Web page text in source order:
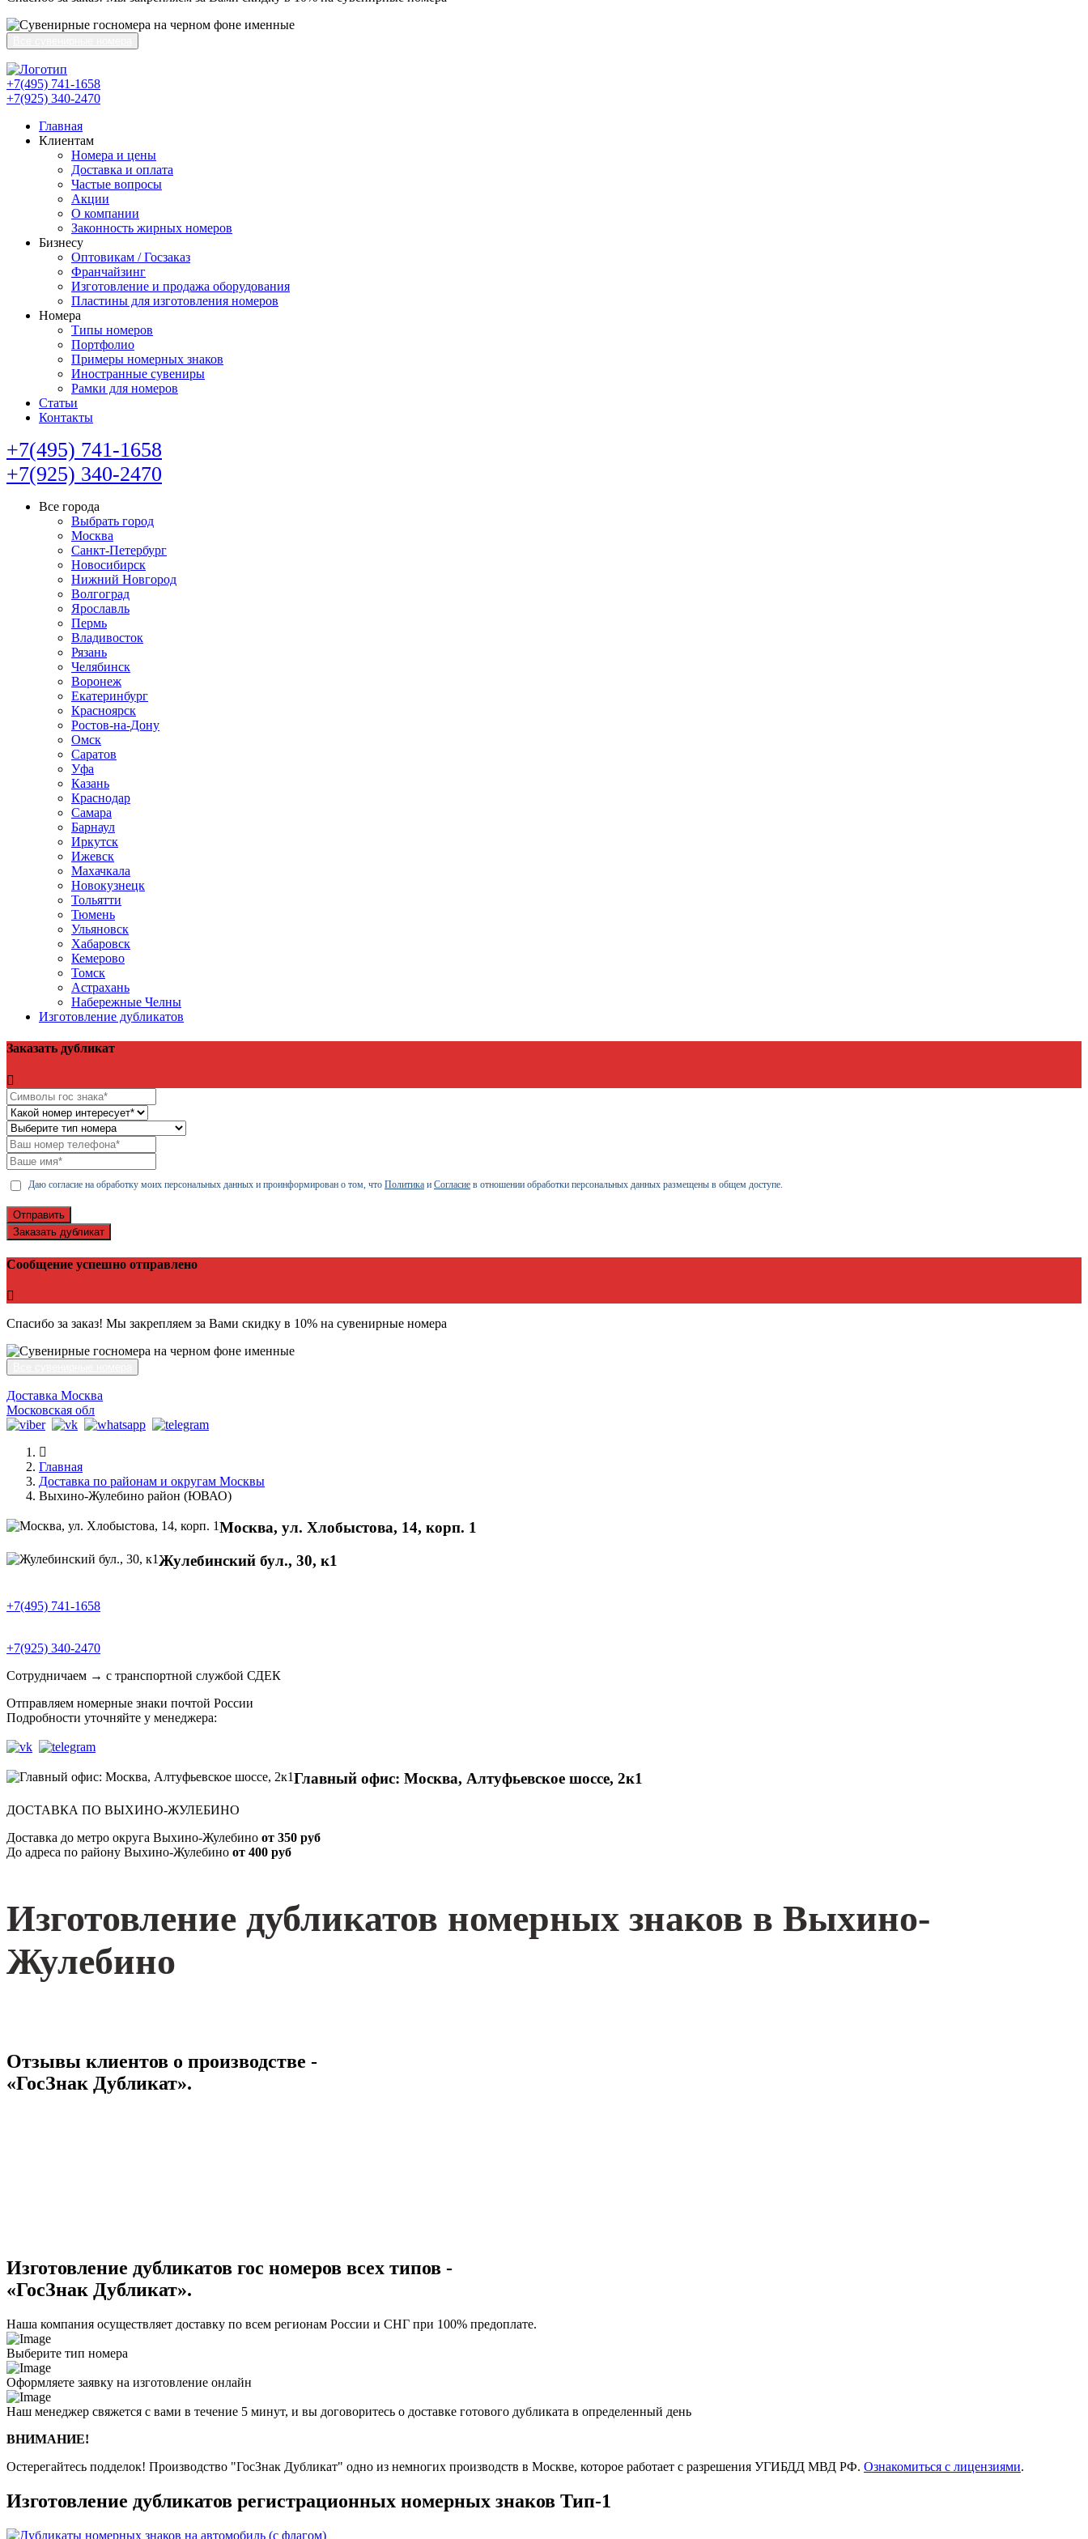
+7(495) 741-1658
+7(925) 340-2470
Главная
Клиентам
Номера и цены
Доставка и оплата
Частые вопросы
Акции
О компании
Законность жирных номеров
Бизнесу
Оптовикам / Госзаказ
Франчайзинг
Изготовление и продажа оборудования
Пластины для изготовления номеров
Номера
Типы номеров
Портфолио
Примеры номерных знаков
Иностранные сувениры
Рамки для номеров
Статьи
Контакты
+7(495) 741-1658
+7(925) 340-2470
Все города
Выбрать город
Москва
Санкт-Петербург
Новосибирск
Нижний Новгород
Волгоград
Ярославль
Пермь
Владивосток
Рязань
Челябинск
Воронеж
Екатеринбург
Красноярск
Ростов-на-Дону
Омск
Саратов
Уфа
Казань
Краснодар
Самара
Барнаул
Иркутск
Ижевск
Махачкала
Новокузнецк
Тольятти
Тюмень
Ульяновск
Хабаровск
Кемерово
Томск
Астрахань
Набережные Челны
Изготовление дубликатов
Заказать дубликат
Даю согласие на обработку моих персональных данных и проинформирован о том, что Политика и Согласие в отношении обработки персональных данных размещены в общем доступе.
Отправить
Заказать дубликат
Сообщение успешно отправлено
Спасибо за заказ! Мы закрепляем за Вами скидку в 10% на сувенирные номера
Доставка Москва
Московская обл
Главная
Доставка по районам и округам Москвы
Выхино-Жулебино район (ЮВАО)
Москва, ул. Хлобыстова, 14, корп. 1
Жулебинский бул., 30, к1
+7(495) 741-1658
+7(925) 340-2470
Сотрудничаем → с транспортной службой СДЕК
Отправляем номерные знаки почтой России
Подробности уточняйте у менеджера:
Главный офис: Москва, Алтуфьевское шоссе, 2к1
ДОСТАВКА ПО ВЫХИНО-ЖУЛЕБИНО
Доставка до метро округа Выхино-Жулебино от 350 руб
До адреса по району Выхино-Жулебино от 400 руб
Изготовление дубликатов номерных знаков в Выхино-
Жулебино
Отзывы клиентов о производстве -
«ГосЗнак Дубликат».
Изготовление дубликатов гос номеров всех типов -
«ГосЗнак Дубликат».
Наша компания осуществляет доставку по всем регионам России и СНГ при 100% предоплате.
Выберите тип номера
Оформляете заявку на изготовление онлайн
Наш менеджер свяжется с вами в течение 5 минут, и вы договоритесь о доставке готового дубликата в определенный день
ВНИМАНИЕ!
Остерегайтесь подделок! Производство "ГосЗнак Дубликат" одно из немногих производств в Москве, которое работает с разрешения УГИБДД МВД РФ. Ознакомиться с лицензиями.
Изготовление дубликатов регистрационных номерных знаков Тип-1